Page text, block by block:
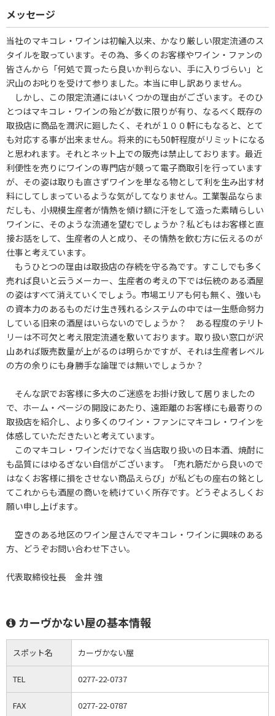
メッセージ
当社のマキコレ・ワインは初輸入以来、かなり厳しい限定流通のス
タイルを取っています。その為、多くのお客様やワイン・ファンの
皆さんから「何処で買ったら良いか判らない、手に入りづらい」と
沢山のお叱りを受けて参りました。本当に申し訳ありません。
しかし、この限定流通にはいくつかの理由がございます。そのひ
とつはマキコレ・ワインの殆どが数に限りが有り、なるべく既存の
取扱店に商品を潤沢に廻したく、それが１００軒にもなると、とて
も対応する事が出来ません。将来的にも50軒程度がリミットになる
と思われます。それとネット上での販売は禁止しております。最近
利便性を売りにワインの専門店が競って電子商取引を行っています
が、その姿は取りも直さずワインを単なる物として利を生み出す材
料にしてしまっているような気がしてなりません。工業製品ならま
だしも、小規模生産者が情熱を傾け額に汗をして造った素晴らしい
ワインに、そのような流通を望むでしょうか？私どもはお客様と直
接お話をして、生産者の人と成り、その情熱を飲む方に伝えるのが
仕事と考えています。
もうひとつの理由は取扱店の存続を守る為です。すこしでも多く
売れば良いと云うメーカー、生産者の考えの下では伝統のある酒屋
の姿はすべて消えていくでしょう。市場エリアも何も無く、強いも
の資本力のあるものだけ生き残れるシステムの中では一生懸命努力
している旧来の酒屋はいらないのでしょうか？ ある程度のテリト
リーは不可欠と考え限定流通を敷いております。取り扱い窓口が沢
山あれば販売数量が上がるのは明らかですが、それは生産者レベル
の方の余りにも身勝手な論理では無いでしょうか？
そんな訳でお客様に多大のご迷惑をお掛け致して居りましたの
で、ホーム・ページの開設にあたり、遠距離のお客様にも最寄りの
取扱店を紹介し、より多くのワイン・ファンにマキコレ・ワインを
体感していただきたいと考えています。
このマキコレ・ワインだけでなく当店取り扱いの日本酒、焼酎に
も品質にはゆるぎない自信がございます。「売れ筋だから良いので
はなくお客様に損をさせない商品えらび」が私どもの座右の銘とし
てこれからも酒屋の商いを続けていく所存です。どうぞよろしくお
願い申し上げます。
空きのある地区のワイン屋さんでマキコレ・ワインに興味のある
方、どうぞお問い合わせ下さい。
代表取締役社長 金井 強
カーヴかない屋の基本情報
スポット名 カーヴかない屋
TEL 0277-22-0737
FAX 0277-22-0787